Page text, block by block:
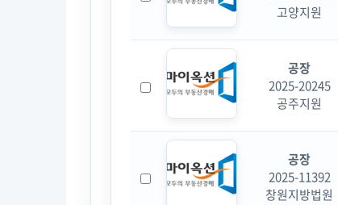
고양지원
공장
2025-20245
공주지원
공장
2025-11392
창원지방법원